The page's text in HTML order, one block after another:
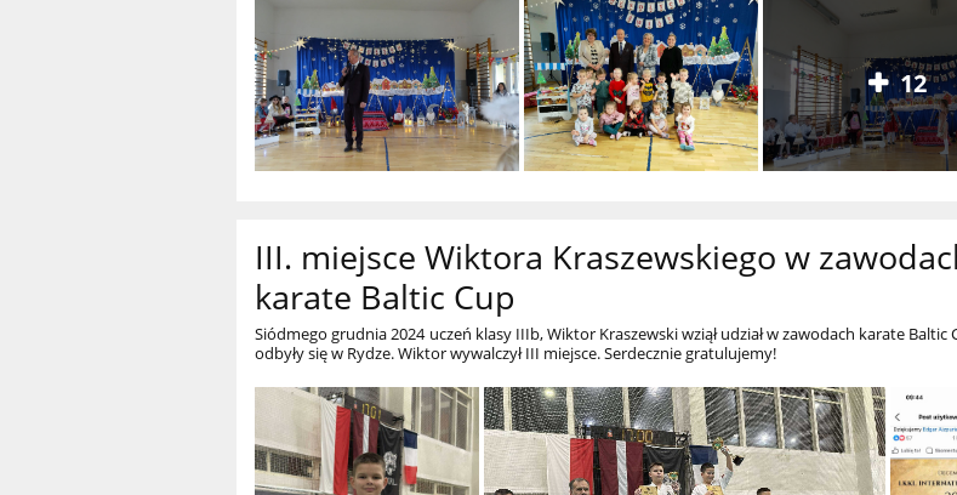
12
III. miejsce Wiktora Kraszewskiego w
karate Baltic Cup
Siódmego grudnia 2024 uczeń klasy IIIb, Wiktor Kraszewski wziął udział w zawodach karate Baltic
odbyły się w Rydze. Wiktor wywalczył III miejsce. Serdecznie gratulujemy!